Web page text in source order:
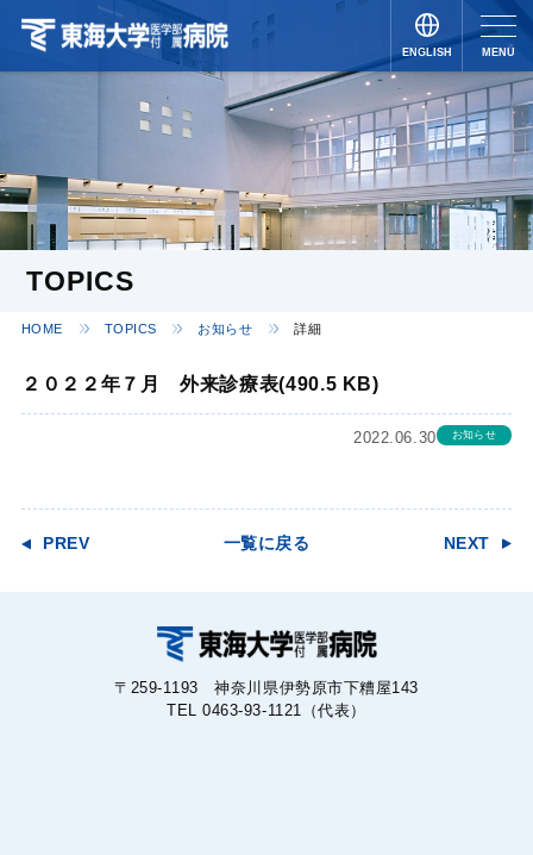
ENGLISH
JAPANESE
MENU
TOPICS
HOME TOPICS お知らせ 詳細
２０２２年７月 外来診療表(490.5 KB)
2022.06.30 お知らせ
PREV 一覧に戻る NEXT
〒259-1193 神奈川県伊勢原市下糟屋143
TEL 0463-93-1121（代表）